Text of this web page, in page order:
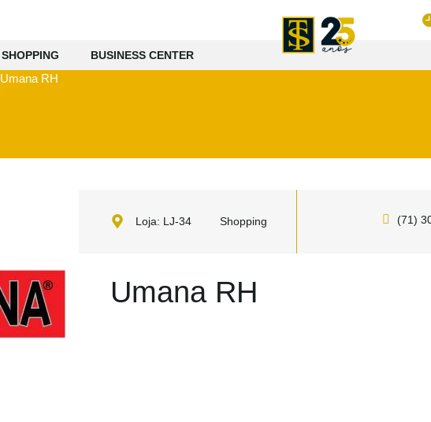
SHOPPING BUSINESS CENTER
Umana RH
Loja: LJ-34 Shopping (71)
Umana RH